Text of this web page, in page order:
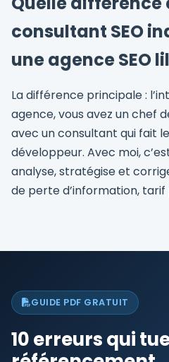
consultant SEO
une agence SEO
La différence principale :
agence, vous avez un chef
avec un consultant qui fait
développeur. Avec moi,
analyse, stratégise et
de perte d’information, tarif
GUIDE PDF GRATUIT
10 erreurs qui